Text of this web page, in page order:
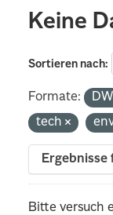
Keine
Sortieren nach
Formate:
tech
Ergebnisse
Bitte versuch